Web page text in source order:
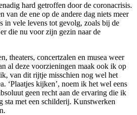
hard getroffen door de coronacrisis.
van de ene op de andere dag niets meer
in vele levens tot gevolg, zoals bij de
die nu voor zijn gezin naar de
theaters, concertzalen en musea weer
al deze voorzieningen maak ook ik op
van dit rijtje misschien nog wel het
‘Plaatjes kijken’, noem ik het wel eens
geen recht aan de ervaring die ik
sta met een schilderij. Kunstwerken